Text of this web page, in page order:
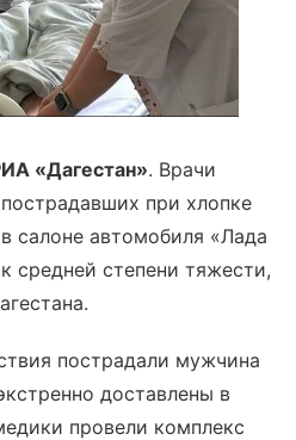
«Дагестан». Врачи
при хлопке
салоне автомобиля «Лада
средней степени тяжести,
пострадали мужчина
доставлены в
провели комплекс